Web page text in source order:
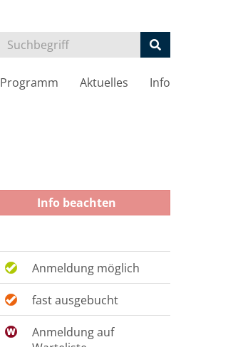
Programm Aktuelles Info
Info beachten
Anmeldung möglich
fast ausgebucht
Anmeldung auf